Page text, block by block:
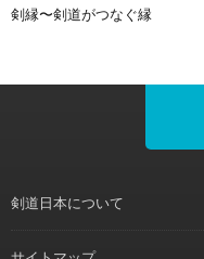
剣縁〜剣道がつなぐ縁
剣道日本について